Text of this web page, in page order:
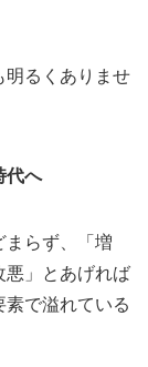
明るくありませ
代へ
まらず、「増
悪」とあげれば
で溢れている